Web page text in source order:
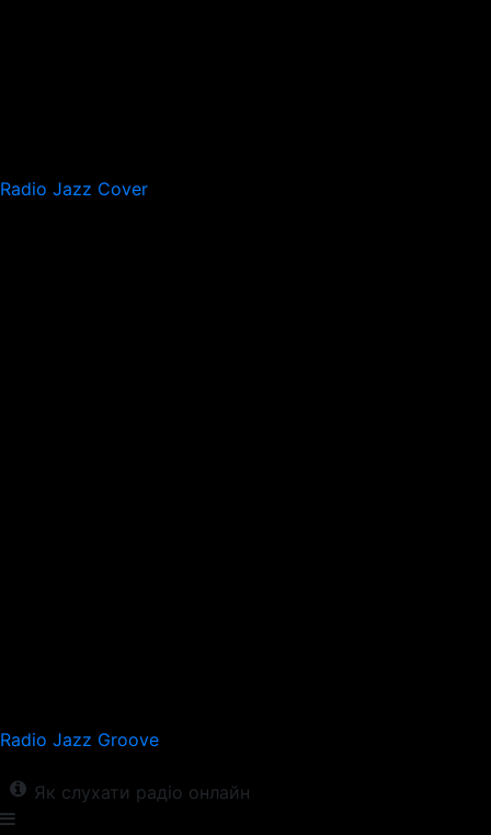
Radio Jazz Cover
Radio Jazz Groove
Як слухати радіо онлайн